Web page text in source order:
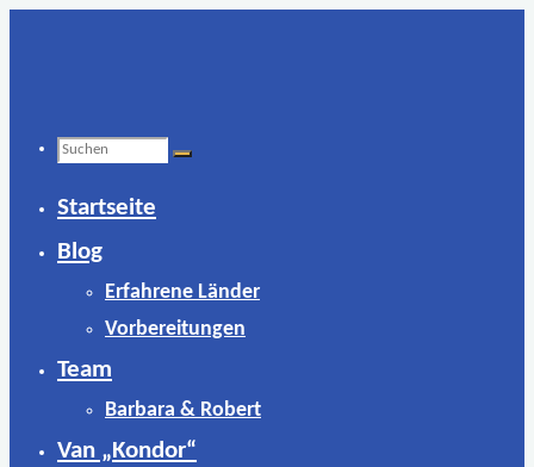
Suchen
nach:
Startseite
Blog
Erfahrene Länder
Vorbereitungen
Team
Barbara & Robert
Van „Kondor“